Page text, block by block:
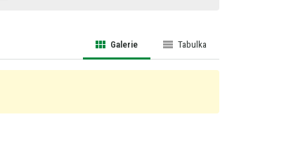
Tabulka
Galerie